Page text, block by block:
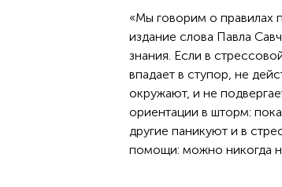
«Мы говорим о правилах
издание слова Павла
знания. Если в
впадает в ступор, не
окружают, и не
ориентации в шторм:
другие паникуют и в
помощи: можно никогда